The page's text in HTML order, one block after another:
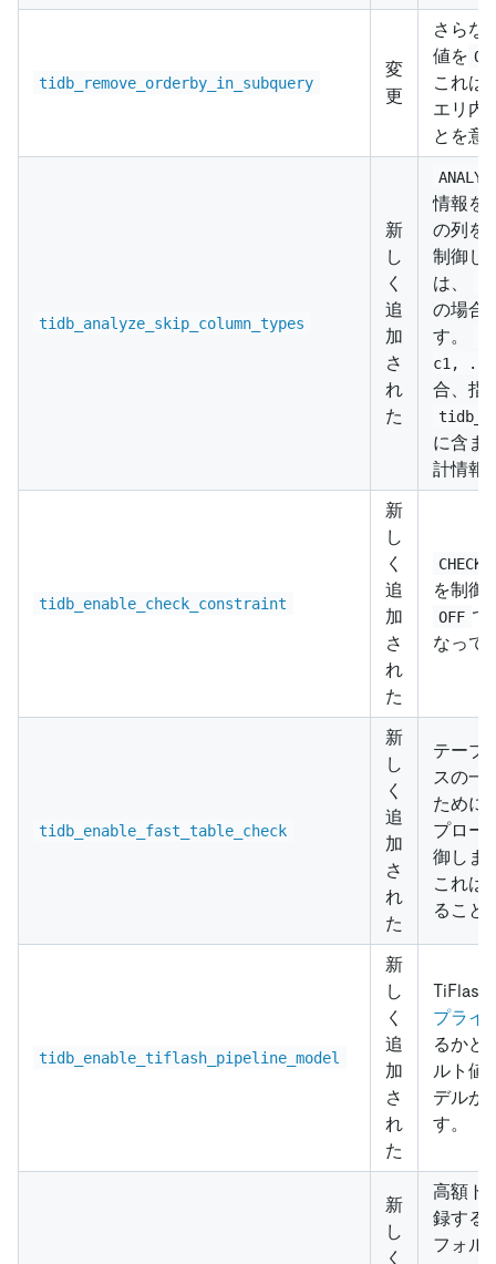
tidb_remove_orderby_in_subquery
変
更
さらな
値を
これは
エリ内
とを意
tidb_analyze_skip_column_types
新
し
く
追
加
さ
れ
た
情報を
の列を
制御し
は、
の場合
す。
c1,
合、指
に含ま
計情報
tidb_enable_check_constraint
新
し
く
追
加
さ
れ
た
CHECK
を制御
OFF で
なって
tidb_enable_fast_table_check
新
し
く
追
加
さ
れ
た
テーブ
スの一
ために
プロー
御しま
これは
ること
tidb_enable_tiflash_pipeline_model
新
し
く
追
加
さ
れ
た
TiFlash
プライ
るかど
ルト値
デルが
す。
新
し
く
高額ト
録する
フォル